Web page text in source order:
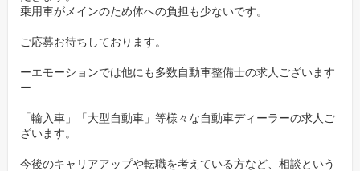
乗用車がメインのため体への負担も少ないです。
ご応募お待ちしております。
ーエモーションでは他にも多数自動車整備士の求人ございます
ー
「輸入車」「大型自動車」等様々な自動車ディーラーの求人ご
ざいます。
今後のキャリアアップや転職を考えている方など、相談という